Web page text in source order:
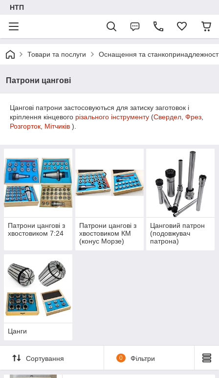
НТП
Товари та послуги Оснащення та
Патрони цангові
Цангові патрони застосовуються для затиску заготовок і
кріплення кінцевого різального інструменту (Свердел Фрез
Розгорток Мітчиків ).
Патрони цангові з
хвостовиком 7:24
Патрони цангові з
хвостовиком КМ
(конус Морзе)
Цанговий патрон
(подовжувач
патрона)
Цанги
Сортування 0 Фільтри